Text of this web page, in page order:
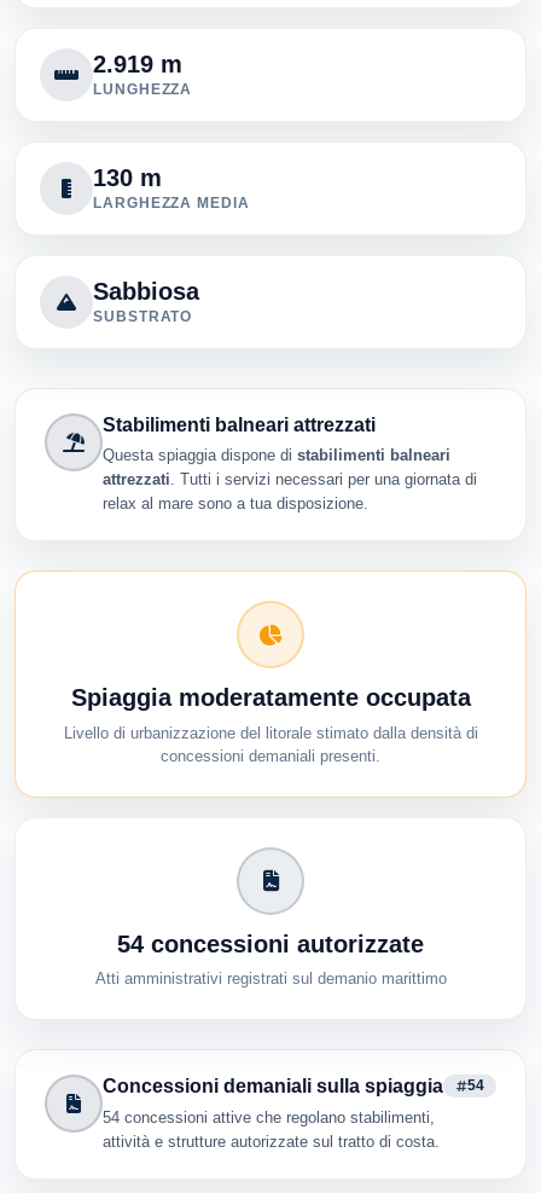
2.919 m
LUNGHEZZA
130 m
LARGHEZZA MEDIA
Sabbiosa
SUBSTRATO
Stabilimenti balneari attrezzati
Questa spiaggia dispone di stabilimenti balneari
attrezzati. Tutti i servizi necessari per una giornata di
relax al mare sono a tua disposizione.
Spiaggia moderatamente occupata
Livello di urbanizzazione del litorale stimato dalla densità di
concessioni demaniali presenti.
54 concessioni autorizzate
Atti amministrativi registrati sul demanio marittimo
Concessioni demaniali sulla spiaggia
54 concessioni attive che regolano stabilimenti,
attività e strutture autorizzate sul tratto di costa.
54